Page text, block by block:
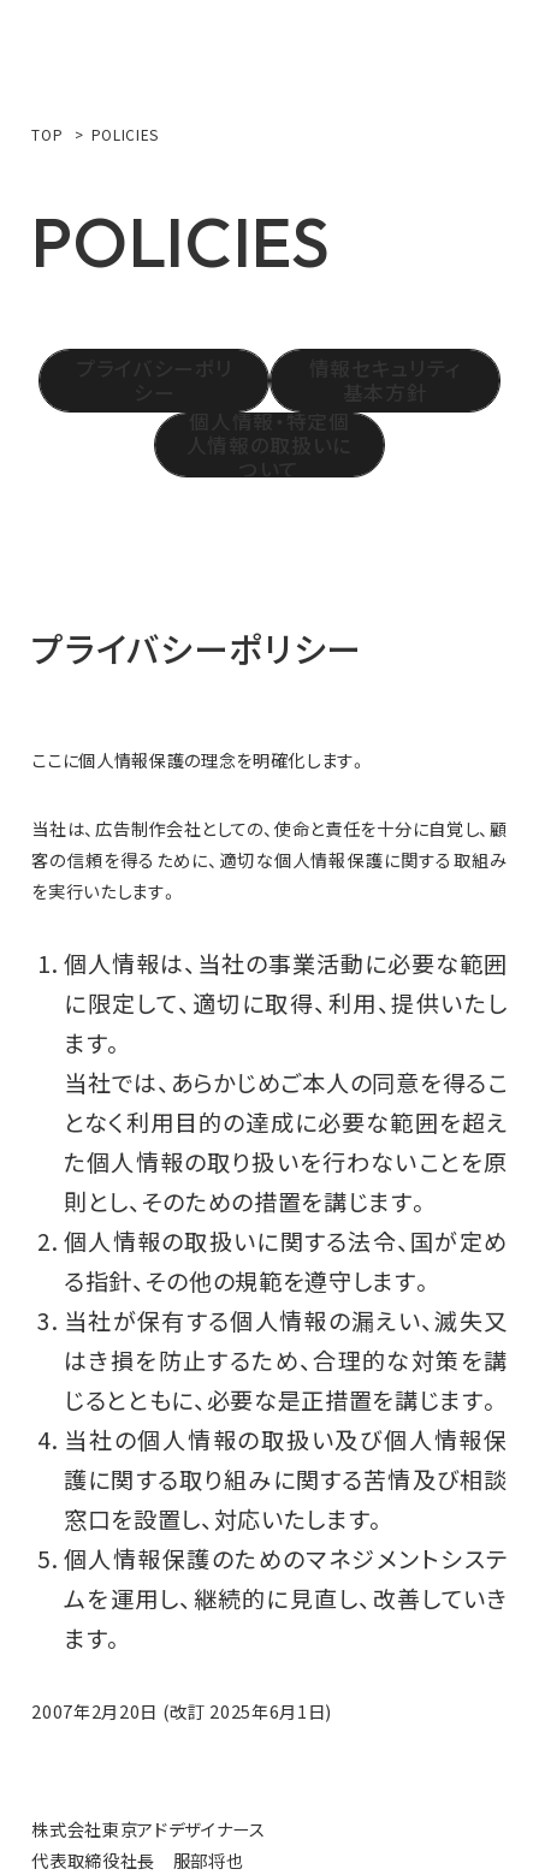
TOP POLICIES
POLICIES
個人情報・特定個
プライバシーポリシー
ここに個人情報保護の理念を明確化します。
当社は、広告制作会社としての、使命と責任を十分に自覚し、顧
客の信頼を得るために、適切な個人情報保護に関する取組み
を実行いたします。
個人情報は、当社の事業活動に必要な範囲
に限定して、適切に取得、利用、提供いたし
ます。
当社では、あらかじめご本人の同意を得るこ
となく利用目的の達成に必要な範囲を超え
た個人情報の取り扱いを行わないことを原
則とし、そのための措置を講じます。
個人情報の取扱いに関する法令、国が定め
る指針、その他の規範を遵守します。
当社が保有する個人情報の漏えい、滅失又
はき損を防止するため、合理的な対策を講
じるとともに、必要な是正措置を講じます。
当社の個人情報の取扱い及び個人情報保
護に関する取り組みに関する苦情及び相談
窓口を設置し、対応いたします。
個人情報保護のためのマネジメントシステ
ムを運用し、継続的に見直し、改善していき
ます。
2007年2月20日 (改訂 2025年6月1日)
株式会社東京アドデザイナース
代表取締役社長 服部将也